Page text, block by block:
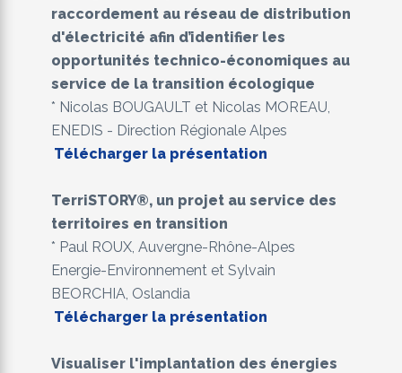
raccordement au réseau de distribution
d'électricité afin d’identifier les
opportunités technico-économiques au
service de la transition écologique
* Nicolas BOUGAULT et Nicolas MOREAU,
ENEDIS - Direction Régionale Alpes
Télécharger la présentation
TerriSTORY®, un projet au service des
territoires en transition
* Paul ROUX, Auvergne-Rhône-Alpes
Energie-Environnement et Sylvain
BEORCHIA, Oslandia
​Télécharger la présentation
Visualiser l'implantation des énergies